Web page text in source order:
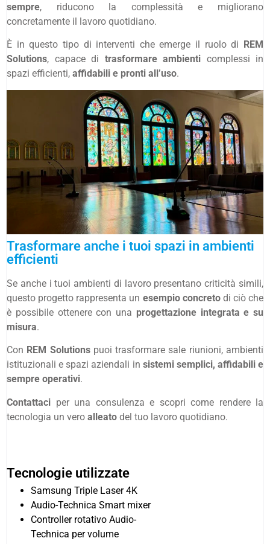
sempre, riducono la complessità e migliorano
concretamente il lavoro quotidiano.
È in questo tipo di interventi che emerge il ruolo di
REM
Solutions, capace di trasformare ambienti complessi in
spazi efficienti, affidabili e pronti all’uso.
Trasformare anche i tuoi spazi in ambienti
efficienti
Se anche i tuoi ambienti di lavoro presentano criticità simili,
questo progetto rappresenta un esempio concretodi ciò che
è possibile ottenere con una progettazione integrata e su
misura.
Con REM Solutionspuoi trasformare sale riunioni, ambienti
istituzionali e spazi aziendali in sistemi semplici, affidabili e
sempre operativi.
Contattaci per una consulenza e scopri come rendere la
tecnologia un vero alleato del tuo lavoro quotidiano.
Tecnologie utilizzate
Samsung Triple Laser 4K
Audio-Technica Smart mixer
Controller rotativo Audio-
Technica per volume